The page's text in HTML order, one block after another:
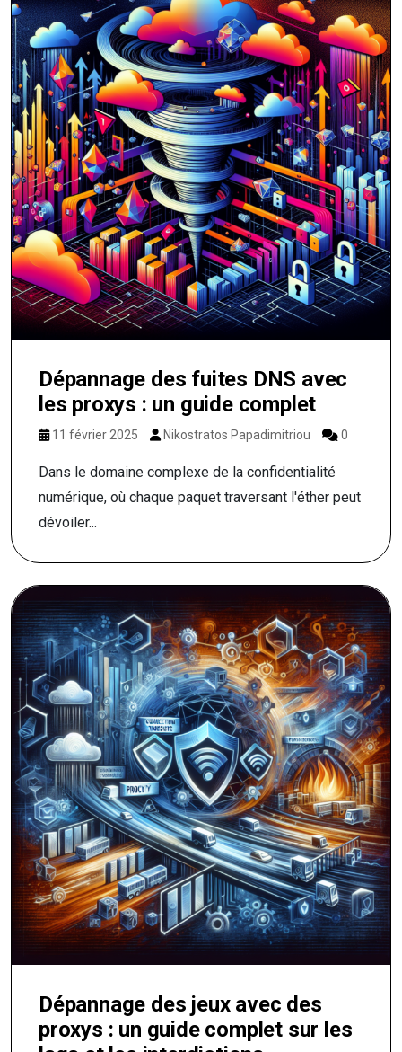
Dépannage des fuites DNS avec
les proxys : un guide complet
11 février 2025 Nikostratos Papadimitriou 0
Dans le domaine complexe de la confidentialité
numérique, où chaque paquet traversant l'éther peut
dévoiler...
Dépannage des jeux avec des
proxys : un guide complet sur les